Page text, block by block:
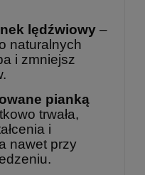
lędźwiowy –
naturalnych
i zmniejsz
pianką
trwała,
i
nawet przy